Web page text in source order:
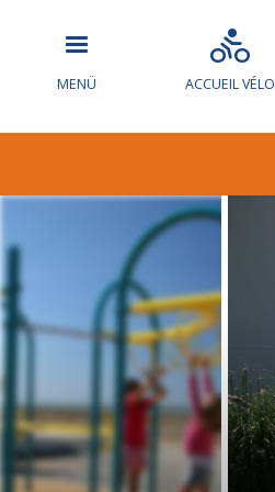
MENÜ ACCUEIL VÉLO